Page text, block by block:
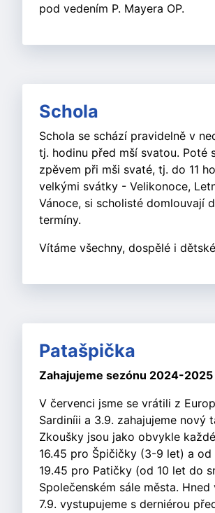
pod vedením P. Mayera OP.
Schola
Schola se schází pravidelně v
tj. hodinu před mší svatou. Poté
zpěvem při mši svaté, tj. do 11
velkými svátky - Velikonoce,
Vánoce, si scholisté domlouvají
termíny.
Vítáme všechny, dospělé i
Patašpička
Zahajujeme sezónu 2024-2025
V červenci jsme se vrátili z
Sardiníii a 3.9. zahajujeme nový
Zkoušky jsou jako obvykle
16.45 pro Špičičky (3-9 let) a od
19.45 pro Patičky (od 10 let do
Společenském sále města.
7.9. vystupujeme s derniérou